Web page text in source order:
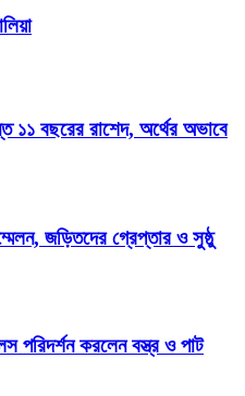
১১ বছরের রাশেদ, অর্থের অভাবে
জড়িতদের গ্রেপ্তার ও সুষ্ঠু
পরিদর্শন করলেন বস্ত্র ও পাট